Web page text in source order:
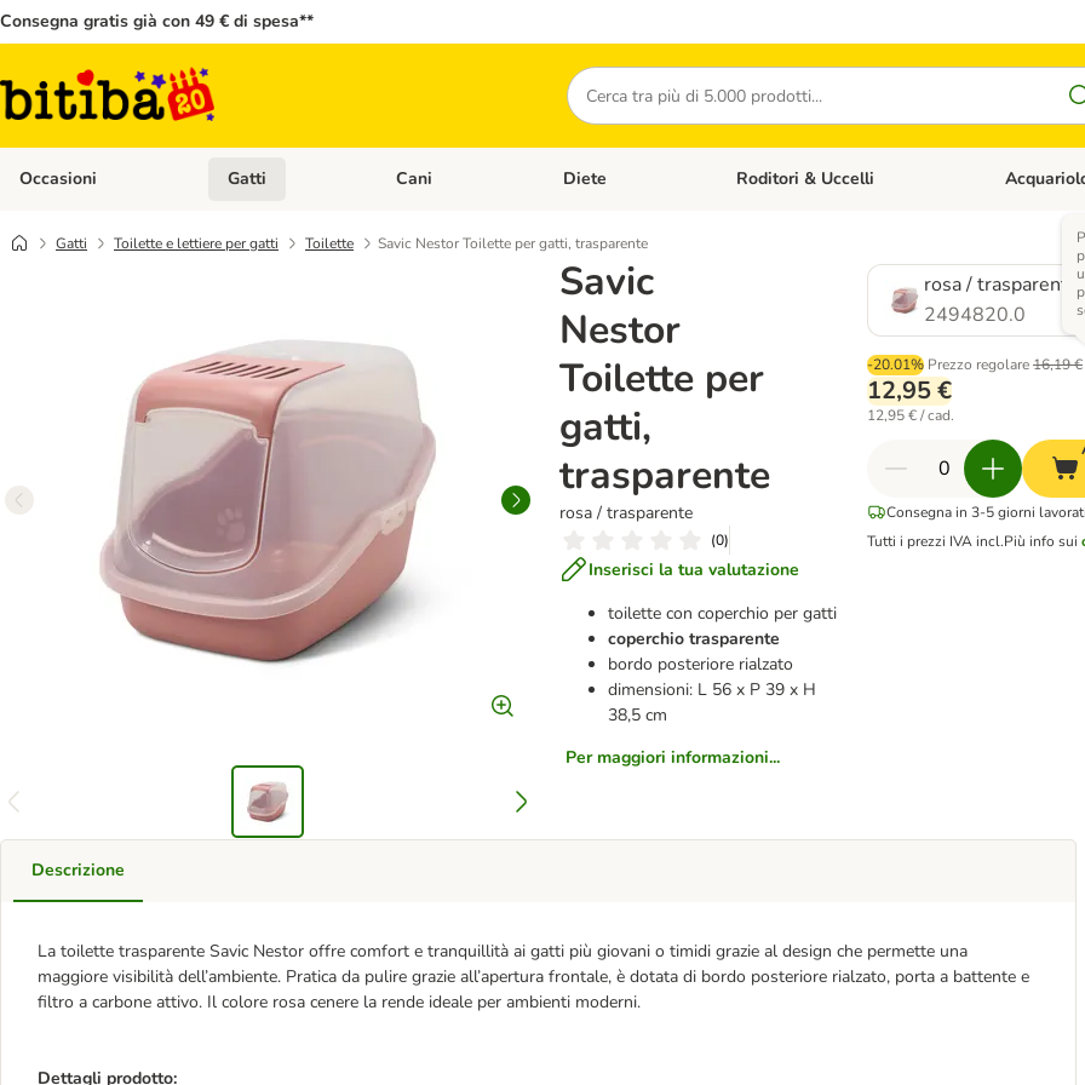
Consegna gratis già con 49 € di spesa**
Cerca
Occasioni Apri Menù Categoria: Occasioni
Gatti Apri Menù Categoria: Gatti
Cani Apri Menù Categoria: Cani
Diete Apri Menù Categoria: Diete
Roditori & Uccelli Apri Menù
Gatti Toilette e lettiere per gatti Toilette Savic Nestor Toilette per gatti, trasparente
Savic
Nestor
Toilette per
gatti,
trasparente
rosa / trasparente
(0)
Inserisci la tua valutazione
toilette con coperchio per gatti
coperchio trasparente
bordo posteriore rialzato
dimensioni: L 56 x P 39 x H
38,5 cm
Per maggiori informazioni...
rosa / trasparente
2494820.0
-20.01% Prezzo regolare16,19 €
12,95 €
12,95 € / cad.
Consegna in 3-5 giorni
Tutti i prezzi IVA incl.Più info sui
Descrizione
La toilette trasparente Savic Nestor offre comfort e tranquillità ai gatti più giovani o timidi grazie al design che permette una
maggiore visibilità dell’ambiente. Pratica da pulire grazie all’apertura frontale, è dotata di bordo posteriore rialzato, porta a battente e
filtro a carbone attivo. Il colore rosa cenere la rende ideale per ambienti moderni.
Dettagli prodotto: